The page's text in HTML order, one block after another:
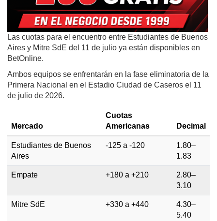
Las cuotas para el encuentro entre Estudiantes de Buenos
Aires y Mitre SdE del 11 de julio ya están disponibles en
BetOnline.
Ambos equipos se enfrentarán en la fase eliminatoria de la
Primera Nacional en el Estadio Ciudad de Caseros el 11
de julio de 2026.
Mercado
Cuotas
Americanas
Decimal
Estudiantes de Buenos
Aires
-125 a -120
1.80–
1.83
Empate +180 a +210
2.80–
3.10
Mitre SdE +330 a +440
4.30–
5.40